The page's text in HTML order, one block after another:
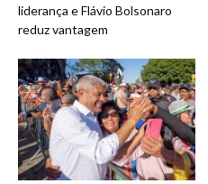
liderança e Flávio Bolsonaro
reduz vantagem